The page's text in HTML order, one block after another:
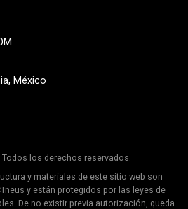
México
Todos los derechos reservados.
y materiales de este sitio web son
y están protegidos por las leyes de
De no existir previa autorización, queda